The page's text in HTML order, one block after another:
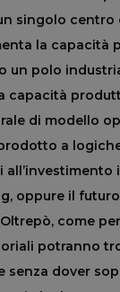
singolo centro
la capacità
un polo
capacità
di modello
a
all’investimento
oppure il
come
potranno
senza dover